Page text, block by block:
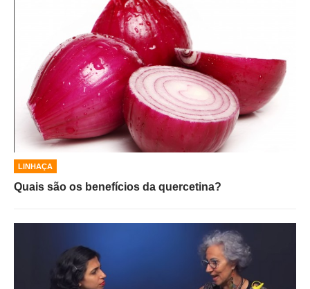
LINHAÇA
Quais são os benefícios da quercetina?